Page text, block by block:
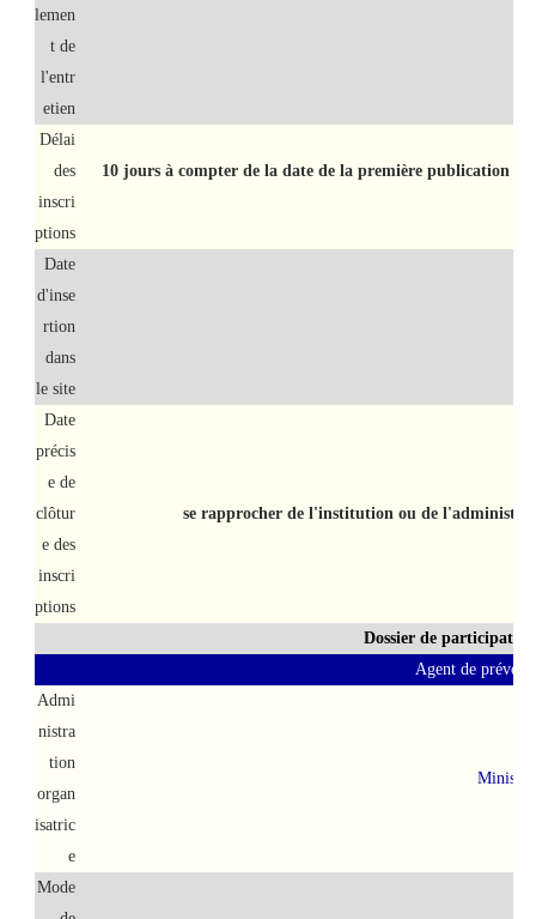
lemen
t de
l'entr
etien
Délai
des
inscri
ptions
10 jours à compter de la date de la première publication
Date
d'inse
rtion
dans
le site
Date
précis
e de
clôtur
e des
inscri
ptions
se rapprocher de l'institution ou de
Dossier de
Agent de
Admi
nistra
tion
organ
isatric
e
Mode